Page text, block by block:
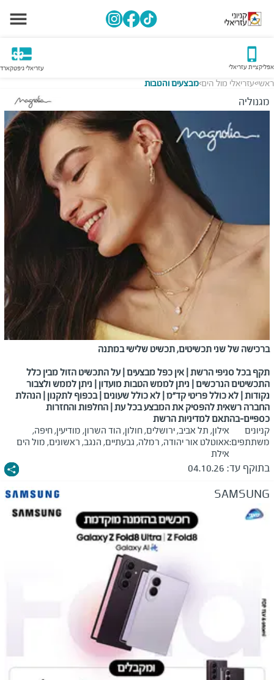
אפליקציית עזריאלי עזריאלי גיפטקארד
ראשי>עזריאלי מול הים>מבצעים והטבות
מגנוליה
ברכישה של שני תכשיטים, תכשיט שלישי במתנה
תקף בכל סניפי הרשת | אין כפל מבצעים | על התכשיט הזול מבין כלל
התכשיטים הנרכשים | ניתן לממש הטבות מועדון | ניתן לממש ולצבור
נקודות | לא כולל פריטי קד"מ| לא כולל שעונים | בכפוף לתקנון | הנהלת
החברה רשאית להפסיק את המבצע בכל עת | החלפות והחזרות
כספיים-בהתאם למדיניות הרשת
קניונים
משתתפים:
אילון, תל אביב, ירושלים, חולון, הוד השרון, מודיעין, חיפה,
אאוטלט אור יהודה, רמלה, גבעתיים, הנגב, ראשונים, מול הים
אילת
בתוקף עד: 04.10.26
SAMSUNG